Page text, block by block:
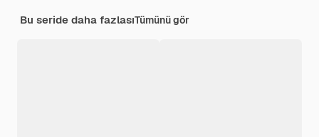
Bu seride daha fazlasıTümünü gör